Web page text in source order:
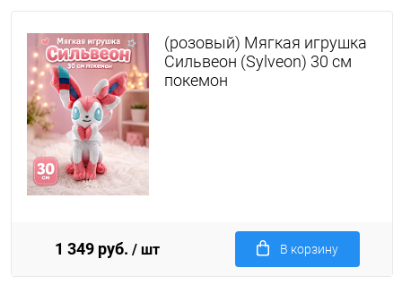
(розовый) Мягкая игрушка
Сильвеон (Sylveon) 30 см
покемон
1 349 руб. / шт В корзину